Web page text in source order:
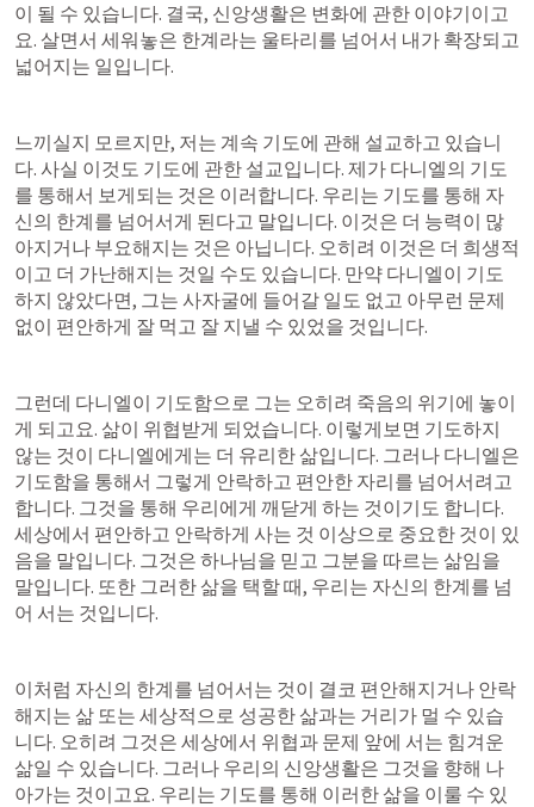
이 될 수 있습니다. 결국, 신앙생활은 변화에 관한 이야기이고
요. 살면서 세워놓은 한계라는 울타리를 넘어서 내가 확장되고
넓어지는 일입니다.
느끼실지 모르지만, 저는 계속 기도에 관해 설교하고 있습니
다. 사실 이것도 기도에 관한 설교입니다. 제가 다니엘의 기도
를 통해서 보게되는 것은 이러합니다. 우리는 기도를 통해 자
신의 한계를 넘어서게 된다고 말입니다. 이것은 더 능력이 많
아지거나 부요해지는 것은 아닙니다. 오히려 이것은 더 희생적
이고 더 가난해지는 것일 수도 있습니다. 만약 다니엘이 기도
하지 않았다면, 그는 사자굴에 들어갈 일도 없고 아무런 문제
없이 편안하게 잘 먹고 잘 지낼 수 있었을 것입니다.
그런데 다니엘이 기도함으로 그는 오히려 죽음의 위기에 놓이
게 되고요. 삶이 위협받게 되었습니다. 이렇게보면 기도하지
않는 것이 다니엘에게는 더 유리한 삶입니다. 그러나 다니엘은
기도함을 통해서 그렇게 안락하고 편안한 자리를 넘어서려고
합니다. 그것을 통해 우리에게 깨닫게 하는 것이기도 합니다.
세상에서 편안하고 안락하게 사는 것 이상으로 중요한 것이 있
음을 말입니다. 그것은 하나님을 믿고 그분을 따르는 삶임을
말입니다. 또한 그러한 삶을 택할 때, 우리는 자신의 한계를 넘
어 서는 것입니다.
이처럼 자신의 한계를 넘어서는 것이 결코 편안해지거나 안락
해지는 삶 또는 세상적으로 성공한 삶과는 거리가 멀 수 있습
니다. 오히려 그것은 세상에서 위협과 문제 앞에 서는 힘겨운
삶일 수 있습니다. 그러나 우리의 신앙생활은 그것을 향해 나
아가는 것이고요. 우리는 기도를 통해 이러한 삶을 이룰 수 있